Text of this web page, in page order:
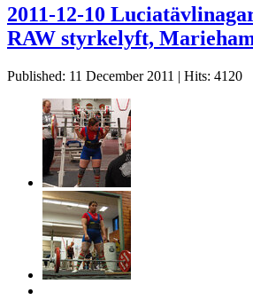
2011-12-10
RAW styrkelyft,
Published: 11 December 2011 | Hits: 4120